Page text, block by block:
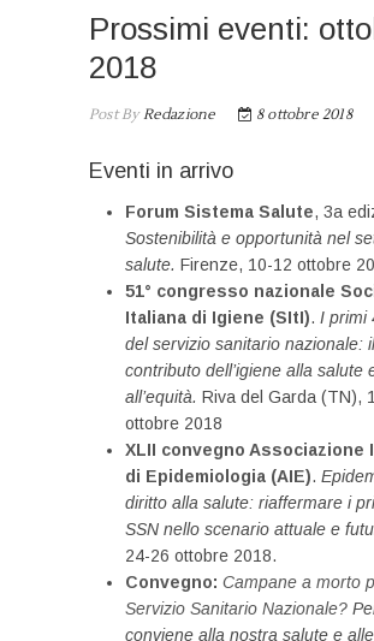
Prossimi eventi:
2018
Post ByRedazione 8 ottobre 2018
Eventi in arrivo
Forum Sistema Salute, 3a
Sostenibilità e opportunità nel
salute. Firenze, 10-12 ottobre
51° congresso nazionale
Italiana di Igiene (SItI). I primi
del servizio sanitario nazionale: il
contributo dell’igiene alla salute
all’equità. Riva del Garda (TN),
ottobre 2018
XLII convegno Associazione
di Epidemiologia (AIE).
diritto alla salute: riaffermare i
SSN nello scenario attuale e
24-26 ottobre 2018.
Convegno: Campane a morto
Servizio Sanitario Nazionale?
conviene alla nostra salute e